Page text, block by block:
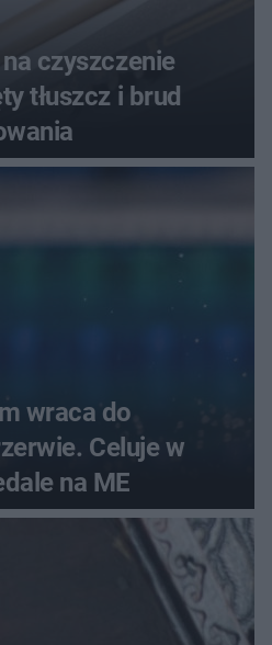
czyszczenie
tłuszcz i brud
wraca do
Celuje w
na ME